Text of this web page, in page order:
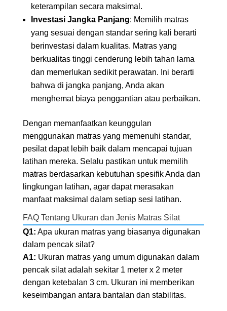
keterampilan secara maksimal.
Investasi Jangka Panjang: Memilih matras
yang sesuai dengan standar sering kali berarti
berinvestasi dalam kualitas. Matras yang
berkualitas tinggi cenderung lebih tahan lama
dan memerlukan sedikit perawatan. Ini berarti
bahwa di jangka panjang, Anda akan
menghemat biaya penggantian atau perbaikan.
Dengan memanfaatkan keunggulan
menggunakan matras yang memenuhi standar,
pesilat dapat lebih baik dalam mencapai tujuan
latihan mereka. Selalu pastikan untuk memilih
matras berdasarkan kebutuhan spesifik Anda dan
lingkungan latihan, agar dapat merasakan
manfaat maksimal dalam setiap sesi latihan.
FAQ Tentang Ukuran dan Jenis Matras Silat
Q1: Apa ukuran matras yang biasanya digunakan
dalam pencak silat?
A1: Ukuran matras yang umum digunakan dalam
pencak silat adalah sekitar 1 meter x 2 meter
dengan ketebalan 3 cm. Ukuran ini memberikan
keseimbangan antara bantalan dan stabilitas.